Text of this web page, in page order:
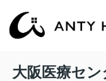
大阪医療セン